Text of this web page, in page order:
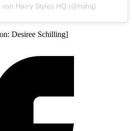
Harry Styles HQ (@hshq)
Desiree Schilling]